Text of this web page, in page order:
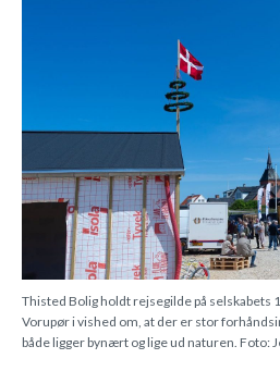
Thisted Bolig holdt rejsegilde på selskabets
Vorupør i vished om, at der er stor
både ligger bynært og lige ud naturen. Foto: